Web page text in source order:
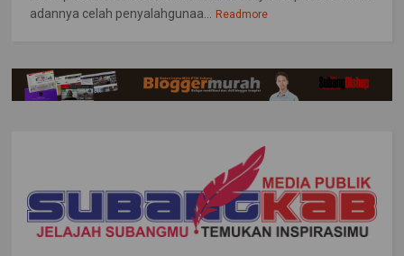
adannya celah penyalahgunaa... Readmore